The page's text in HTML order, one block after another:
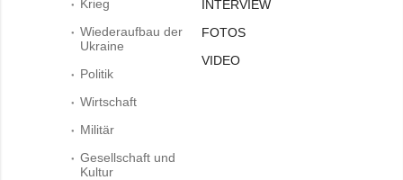
Krieg
Wiederaufbau der
Ukraine
Politik
Wirtschaft
Militär
Gesellschaft und
Kultur
INTERVIEW
FOTOS
VIDEO